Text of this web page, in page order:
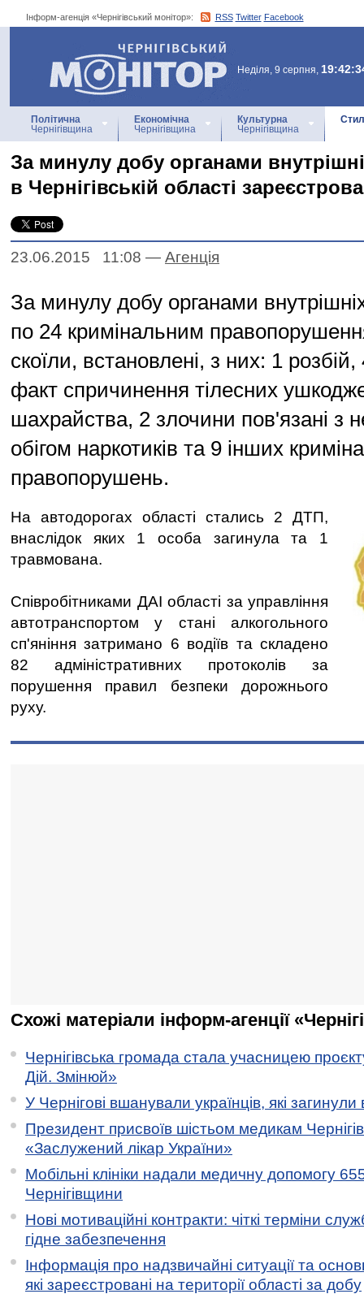
Інформ-агенція «Чернігівський монітор»: RSS Twitter Facebook
Інформ-агенція
«Чернігівський монітор»
Неділя, 9 серпня,
Політична
Чернігівщина
Економічна
Чернігівщина
Культурна
Чернігівщина
За минулу добу органами
в Чернігівській області
23.06.2015 11:08 — Агенцiя
За минулу добу органами
по 24 кримінальним
скоїли, встановлені, з них: 1
факт спричинення тілесних
шахрайства, 2 злочини пов'язані з
обігом наркотиків та 9 інших
правопорушень.
На автодорогах області стались 2 ДТП,
внаслідок яких 1 особа загинула та 1
травмована.
Співробітниками ДАІ області за управління
автотранспортом у стані алкогольного
сп'яніння затримано 6 водіїв та складено
82 адміністративних протоколів за
порушення правил безпеки дорожнього
руху.
Схожі матеріали інформ-агенції
Чернігівська громада стала учасницею
Дій. Змінюй»
У Чернігові вшанували українців, які загинули
Президент присвоїв шістьом медикам
«Заслужений лікар України»
Мобільні клініки надали медичну допомогу
Чернігівщини
Нові мотиваційні контракти: чіткі терміни
гідне забезпечення
Інформація про надзвичайні ситуації та
які зареєстровані на території області за добу